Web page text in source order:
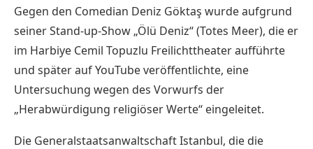
Gegen den Comedian Deniz Göktaş wurde aufgrund
seiner Stand-up-Show „Ölü Deniz“ (Totes Meer), die er
im Harbiye Cemil Topuzlu Freilichttheater aufführte
und später auf YouTube veröffentlichte, eine
Untersuchung wegen des Vorwurfs der
„Herabwürdigung religiöser Werte“ eingeleitet.
Die Generalstaatsanwaltschaft Istanbul, die die